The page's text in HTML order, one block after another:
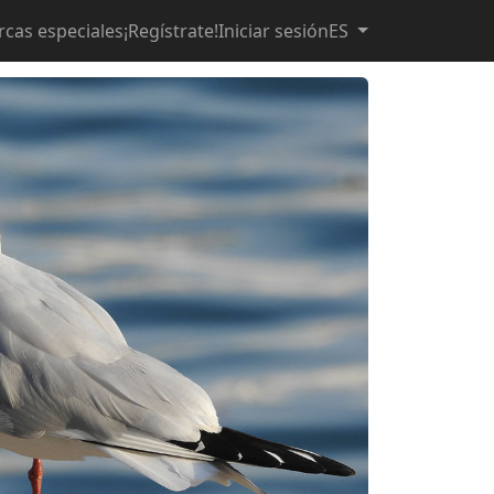
especiales¡Regístrate!Iniciar sesiónES